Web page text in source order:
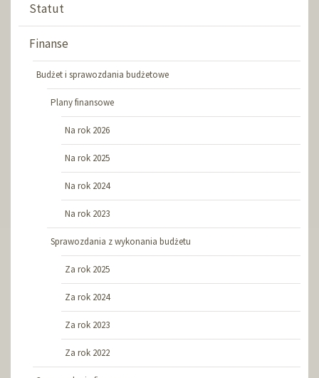
Statut
Finanse
Budżet i sprawozdania budżetowe
Plany finansowe
Na rok 2026
Na rok 2025
Na rok 2024
Na rok 2023
Sprawozdania z wykonania budżetu
Za rok 2025
Za rok 2024
Za rok 2023
Za rok 2022